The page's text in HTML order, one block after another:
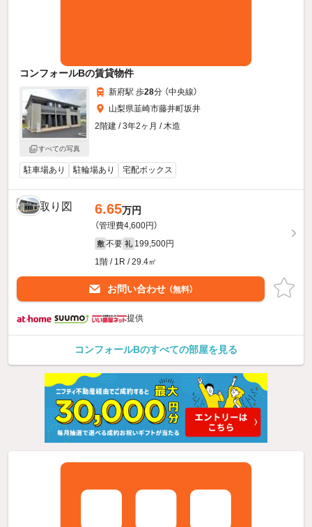
コンフォールBの賃貸物件
すべての写真
新府駅 歩28分 （中央線）
山梨県韮崎市藤井町坂井
2階建 / 3年2ヶ月 / 木造
駐車場あり 駐輪場あり 宅配ボックス
6.65万円
（管理費4,600円）
敷 不要 礼 199,500円
1階 / 1R / 29.4㎡
お問い合わせ （無料）
提供
コンフォールBのすべての部屋を見る